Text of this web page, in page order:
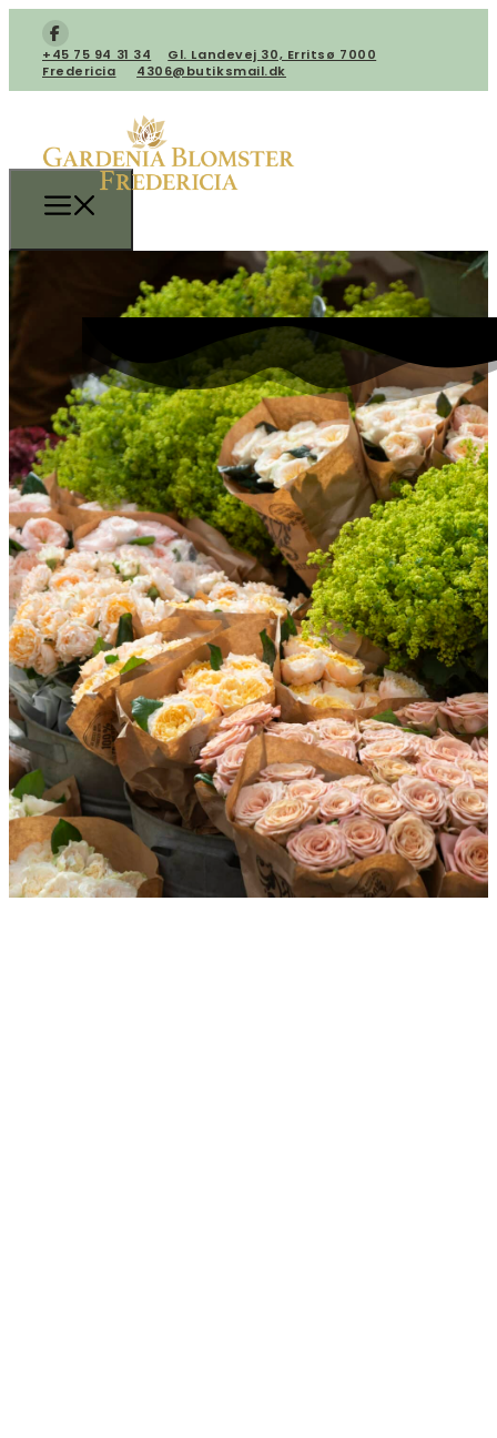
+45 75 94 31 34
​Gl. Landevej 30, Erritsø 7000
Fredericia
4306@butiksmail.dk